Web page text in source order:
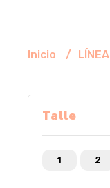
Inicio
Talle
1 2